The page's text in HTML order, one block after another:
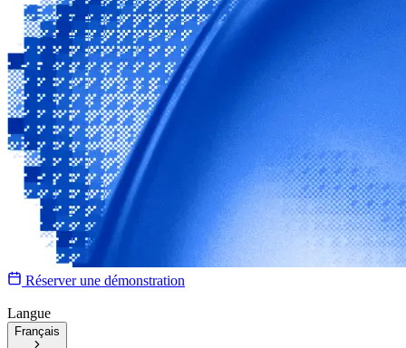
Réserver une démonstration
Langue
Français